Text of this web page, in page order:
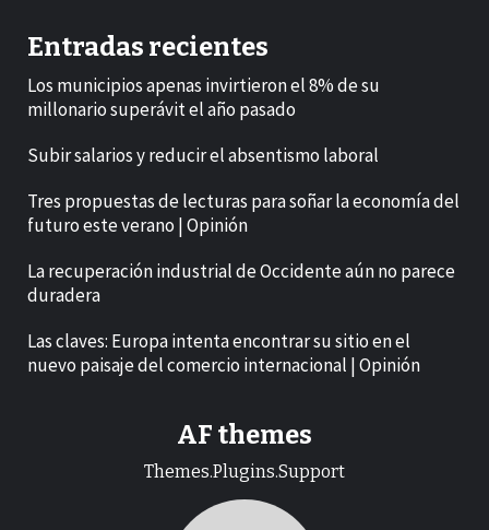
Entradas recientes
Los municipios apenas invirtieron el 8% de su
millonario superávit el año pasado
Subir salarios y reducir el absentismo laboral
Tres propuestas de lecturas para soñar la economía del
futuro este verano | Opinión
La recuperación industrial de Occidente aún no parece
duradera
Las claves: Europa intenta encontrar su sitio en el
nuevo paisaje del comercio internacional | Opinión
AF themes
Themes.Plugins.Support